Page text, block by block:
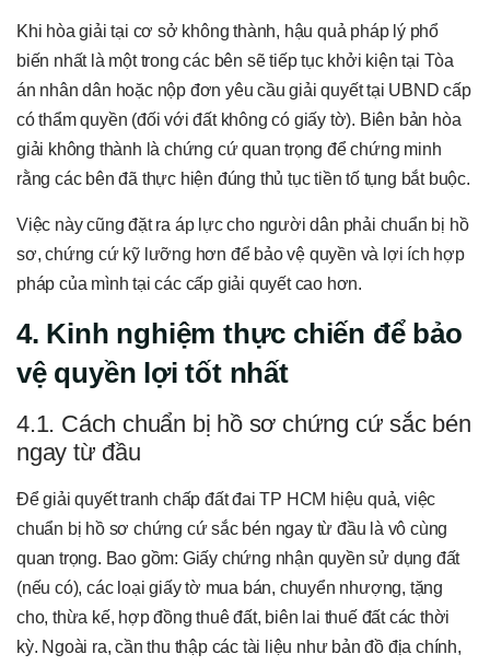
Khi hòa giải tại cơ sở không thành, hậu quả pháp lý phổ
biến nhất là một trong các bên sẽ tiếp tục khởi kiện tại Tòa
án nhân dân hoặc nộp đơn yêu cầu giải quyết tại UBND cấp
có thẩm quyền (đối với đất không có giấy tờ). Biên bản hòa
giải không thành là chứng cứ quan trọng để chứng minh
rằng các bên đã thực hiện đúng thủ tục tiền tố tụng bắt buộc.
Việc này cũng đặt ra áp lực cho người dân phải chuẩn bị hồ
sơ, chứng cứ kỹ lưỡng hơn để bảo vệ quyền và lợi ích hợp
pháp của mình tại các cấp giải quyết cao hơn.
4. Kinh nghiệm thực chiến để bảo
vệ quyền lợi tốt nhất
4.1. Cách chuẩn bị hồ sơ chứng cứ sắc bén
ngay từ đầu
Để giải quyết tranh chấp đất đai TP HCM hiệu quả, việc
chuẩn bị hồ sơ chứng cứ sắc bén ngay từ đầu là vô cùng
quan trọng. Bao gồm: Giấy chứng nhận quyền sử dụng đất
(nếu có), các loại giấy tờ mua bán, chuyển nhượng, tặng
cho, thừa kế, hợp đồng thuê đất, biên lai thuế đất các thời
kỳ. Ngoài ra, cần thu thập các tài liệu như bản đồ địa chính,